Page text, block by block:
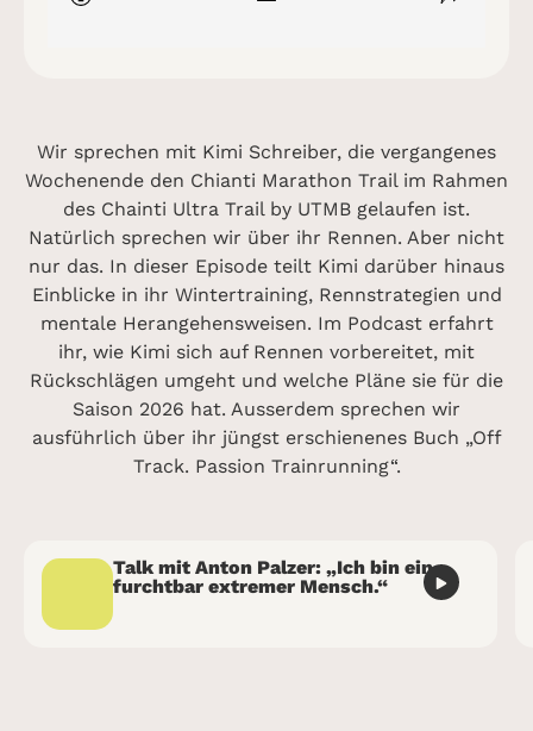
Wir sprechen mit Kimi Schreiber, die vergangenes
Wochenende den Chianti Marathon Trail im Rahmen
des Chainti Ultra Trail by UTMB gelaufen ist.
Natürlich sprechen wir über ihr Rennen. Aber nicht
nur das. In dieser Episode teilt Kimi darüber hinaus
Einblicke in ihr Wintertraining, Rennstrategien und
mentale Herangehensweisen. Im Podcast erfahrt
ihr, wie Kimi sich auf Rennen vorbereitet, mit
Rückschlägen umgeht und welche Pläne sie für die
Saison 2026 hat. Ausserdem sprechen wir
ausführlich über ihr jüngst erschienenes Buch „Off
Track. Passion Trainrunning“.
Talk mit Anton Palzer: „Ich bin ein
furchtbar extremer Mensch.“